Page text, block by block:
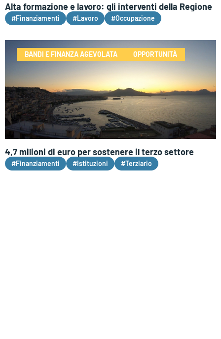
Alta formazione e lavoro: gli interventi della Regione
#Finanziamenti #Lavoro #Occupazione
BANDI E FINANZA AGEVOLATA OPPORTUNITÀ
4,7 milioni di euro per sostenere il terzo settore
#Finanziamenti #Istituzioni #Terziario